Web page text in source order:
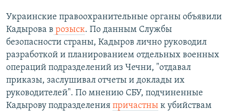
Украинские правоохранительные органы объявили
Кадырова в розыск. По данным Службы
безопасности страны, Кадыров лично руководил
разработкой и планированием отдельных военных
операций подразделений из Чечни, "отдавал
приказы, заслушивал отчеты и доклады их
руководителей". По мнению СБУ, подчиненные
Кадырову подразделения причастны к убийствам